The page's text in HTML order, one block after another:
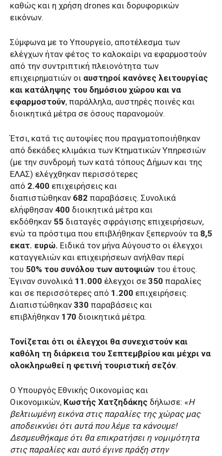
καθώς και η χρήση drones και δορυφορικών
εικόνων.
Σύμφωνα με το Υπουργείο, αποτέλεσμα των
ελέγχων ήταν φέτος το καλοκαίρι να εφαρμοστούν
από την συντριπτική πλειονότητα των
επιχειρηματιών οι αυστηροί κανόνες λειτουργίας
και κατάληψης του δημόσιου χώρου και να
εφαρμοστούν, παράλληλα, αυστηρές ποινές και
διοικητικά μέτρα σε όσους παρανομούν.
Έτσι, κατά τις αυτοψίες που πραγματοποιήθηκαν
από δεκάδες κλιμάκια των Κτηματικών Υπηρεσιών
(με την συνδρομή των κατά τόπους Δήμων και της
ΕΛΑΣ) ελέγχθηκαν περισσότερες
από 2.400 επιχειρήσεις και
διαπιστώθηκαν 682 παραβάσεις. Συνολικά
ελήφθησαν 400 διοικητικά μέτρα και
εκδόθηκαν 55 διαταγές σφράγισης επιχειρήσεων,
ενώ τα πρόστιμα που επιβλήθηκαν ξεπερνούν τα 8,5
εκατ. ευρώ. Ειδικά τον μήνα Αύγουστο οι έλεγχοι
καταγγελιών και επιχειρήσεων ανήλθαν περί
του 50% του συνόλου των αυτοψιών του έτους.
Έγιναν συνολικά 11.000 έλεγχοι σε 350 παραλίες
και σε περισσότερες από 1.200 επιχειρήσεις.
Διαπιστώθηκαν 330 παραβάσεις και
επιβλήθηκαν 170 διοικητικά μέτρα.
Τονίζεται ότι οι έλεγχοι θα συνεχιστούν και
καθόλη τη διάρκεια του Σεπτεμβρίου και μέχρι να
ολοκληρωθεί η φετινή τουριστική σεζόν.
O Υπουργός Εθνικής Οικονομίας και
Οικονομικών, Κωστής Χατζηδάκης δήλωσε: «Η
βελτιωμένη εικόνα στις παραλίες της χώρας μας
αποδεικνύει ότι αυτά που λέμε τα κάνουμε!
Δεσμευθήκαμε ότι θα επικρατήσει η νομιμότητα
στις παραλίες και αυτό έγινε πράξη στην